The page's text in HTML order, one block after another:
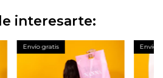
interesarte:
Envío gratis Envío